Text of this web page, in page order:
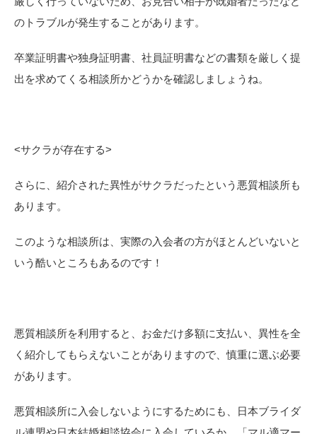
のトラブルが発生することがあります。
卒業証明書や独身証明書、社員証明書などの書類を厳しく提
出を求めてくる相談所かどうかを確認しましょうね。
<サクラが存在する>
さらに、紹介された異性がサクラだったという悪質相談所も
あります。
このような相談所は、実際の入会者の方がほとんどいないと
いう酷いところもあるのです！
悪質相談所を利用すると、お金だけ多額に支払い、異性を全
く紹介してもらえないことがありますので、慎重に選ぶ必要
があります。
悪質相談所に入会しないようにするためにも、日本ブライダ